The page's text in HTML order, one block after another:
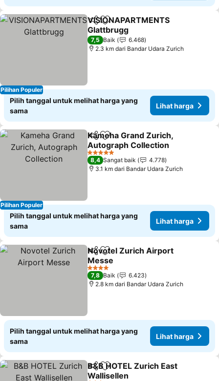
Pilihan Populer
BagikanTambahkan ke favorit
VISIONAPARTMENTS
Glattbrugg
7,5 Baik
6.468
2.3 km dari Bandar Udara Zurich
Pilih tanggal untuk melihat harga yang
sama
Lihat harga
Pilihan Populer
BagikanTambahkan ke favorit
Kameha Grand Zurich,
Autograph Collection
5 Bintang
8,4 Sangat baik
4.778
3.1 km dari Bandar Udara Zurich
Pilih tanggal untuk melihat harga yang
sama
Lihat harga
BagikanTambahkan ke favorit
Novotel Zurich Airport
Messe
4 Bintang
7,8 Baik
6.423
2.8 km dari Bandar Udara Zurich
Pilih tanggal untuk melihat harga yang
sama
Lihat harga
BagikanTambahkan ke favorit
B&B HOTEL Zurich East
Wallisellen